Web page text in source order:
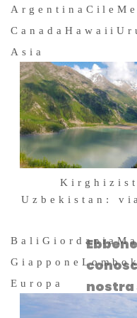
Argentina Cile
Canada Hawaii
Asia
Uzbekistan:
Bali Giordania
Giappone
Europa
nostra
fronte